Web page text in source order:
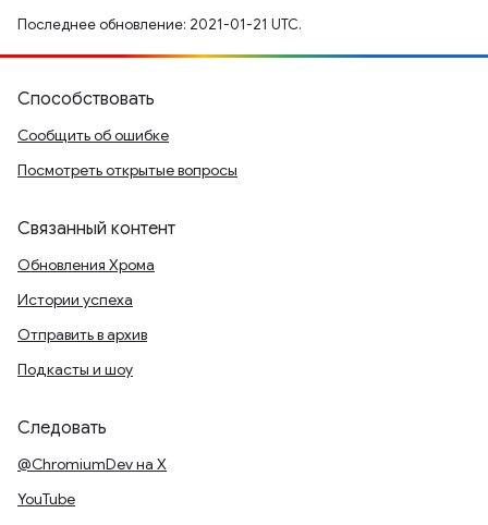
Последнее обновление: 2021-01-21 UTC.
Способствовать
Сообщить об ошибке
Посмотреть открытые вопросы
Связанный контент
Обновления Хрома
Истории успеха
Отправить в архив
Подкасты и шоу
Следовать
@ChromiumDev на X
YouTube